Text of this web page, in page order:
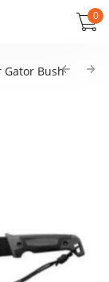
0
Gator Bush